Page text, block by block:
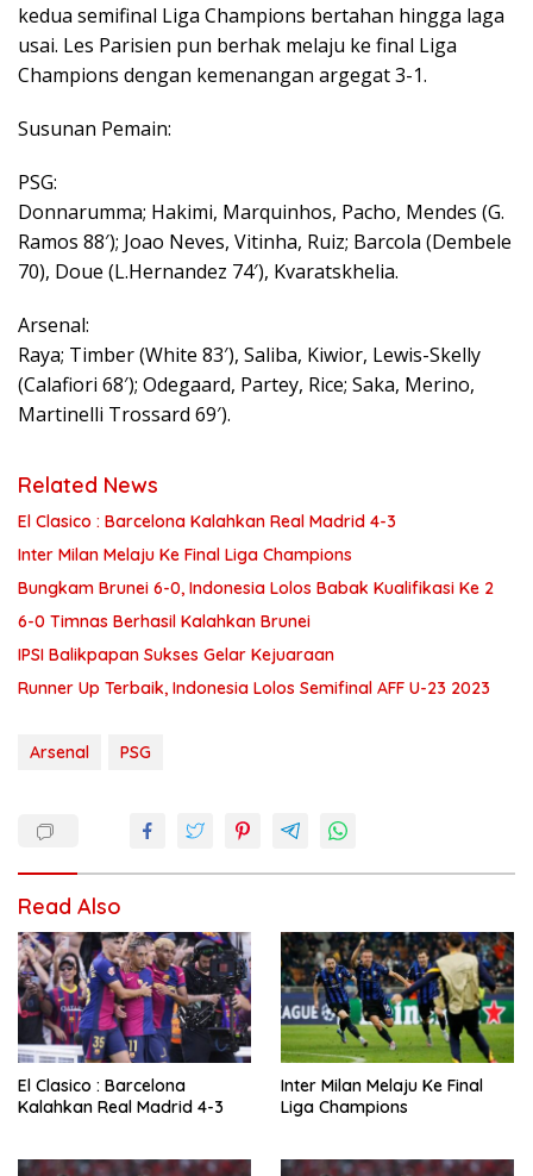
kedua semifinal Liga Champions bertahan hingga laga
usai. Les Parisien pun berhak melaju ke final Liga
Champions dengan kemenangan argegat 3-1.
Susunan Pemain:
PSG:
Donnarumma; Hakimi, Marquinhos, Pacho, Mendes (G.
Ramos 88′); Joao Neves, Vitinha, Ruiz; Barcola (Dembele
70), Doue (L.Hernandez 74′), Kvaratskhelia.
Arsenal:
Raya; Timber (White 83′), Saliba, Kiwior, Lewis-Skelly
(Calafiori 68′); Odegaard, Partey, Rice; Saka, Merino,
Martinelli Trossard 69′).
Related News
El Clasico : Barcelona Kalahkan Real Madrid 4-3
Inter Milan Melaju Ke Final Liga Champions
Bungkam Brunei 6-0, Indonesia Lolos Babak Kualifikasi Ke 2
6-0 Timnas Berhasil Kalahkan Brunei
IPSI Balikpapan Sukses Gelar Kejuaraan
Runner Up Terbaik, Indonesia Lolos Semifinal AFF U-23 2023
Arsenal PSG
Read Also
El Clasico : Barcelona
Kalahkan Real Madrid 4-3
Inter Milan Melaju Ke Final
Liga Champions